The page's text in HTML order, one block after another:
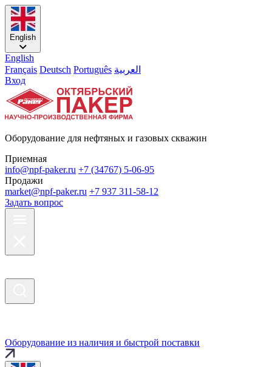
English
English
Français Deutsch Português العربية
Вход
Оборудование для нефтяных и газовых скважин
Приемная
info@npf-paker.ru +7 (34767) 5-06-95
Продажи
market@npf-paker.ru +7 937 311-58-12
Задать вопрос
Оборудование из наличия и быстрой поставки